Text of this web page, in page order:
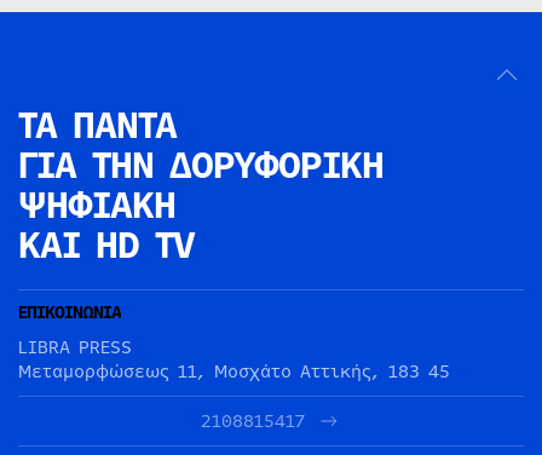
ΤΑ ΠΑΝΤΑ
ΓΙΑ ΤΗΝ ΔΟΡΥΦΟΡΙΚΗ
ΨΗΦΙΑΚΗ
ΚΑΙ HD TV
ΕΠΙΚΟΙΝΩΝΙΑ
LIBRA PRESS
Μεταμορφώσεως 11, Μοσχάτο Αττικής, 183 45
2108815417